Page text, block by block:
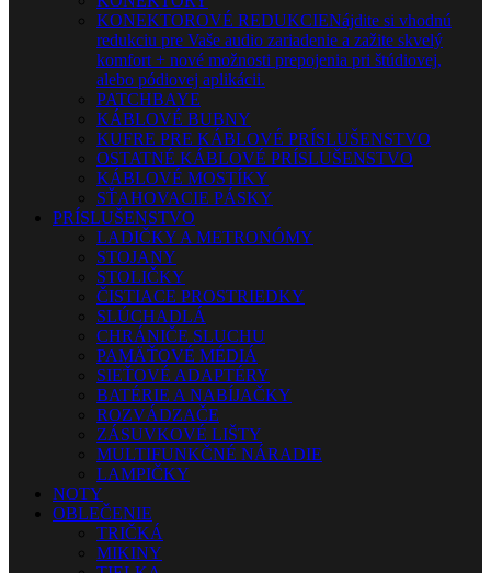
KONEKTOROVÉ REDUKCIENájdite si vhodnú
redukciu pre Vaše audio zariadenie a zažite skvelý
komfort + nové možnosti prepojenia pri štúdiovej,
alebo pódiovej aplikácii.
PATCHBAYE
KÁBLOVÉ BUBNY
KUFRE PRE KÁBLOVÉ PRÍSLUŠENSTVO
OSTATNÉ KÁBLOVÉ PRÍSLUŠENSTVO
KÁBLOVÉ MOSTÍKY
SŤAHOVACIE PÁSKY
PRÍSLUŠENSTVO
LADIČKY A METRONÓMY
STOJANY
STOLIČKY
ČISTIACE PROSTRIEDKY
SLÚCHADLÁ
CHRÁNIČE SLUCHU
PAMÄŤOVÉ MÉDIÁ
SIEŤOVÉ ADAPTÉRY
BATÉRIE A NABÍJAČKY
ROZVÁDZAČE
ZÁSUVKOVÉ LIŠTY
MULTIFUNKČNÉ NÁRADIE
LAMPIČKY
NOTY
OBLEČENIE
TRIČKÁ
MIKINY